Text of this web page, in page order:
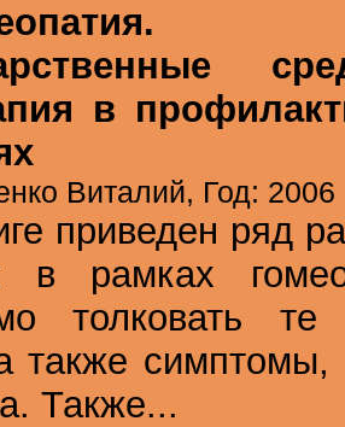
в
Виталий, Год: 2006
приведен ряд
в рамках
толковать
также
Также...